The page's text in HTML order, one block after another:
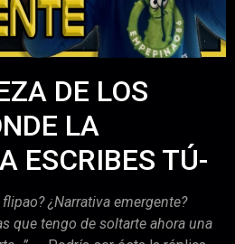
DE LOS
LA
ESCRIBES TÚ-
¿Narrativa emergente?
que tengo de soltarte ahora una